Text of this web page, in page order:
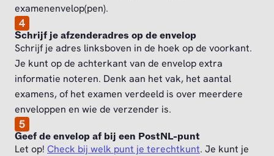
examenenvelop(pen).
4
Schrijf je afzenderadres op de envelop
Schrijf je adres linksboven in de hoek op de voorkant.
Je kunt op de achterkant van de envelop extra
informatie noteren. Denk aan het vak, het aantal
examens, of het examen verdeeld is over meerdere
enveloppen en wie de verzender is.
5
Geef de envelop af bij een PostNL-punt
Let op! Check bij welk punt je terechtkunt. Je kunt je